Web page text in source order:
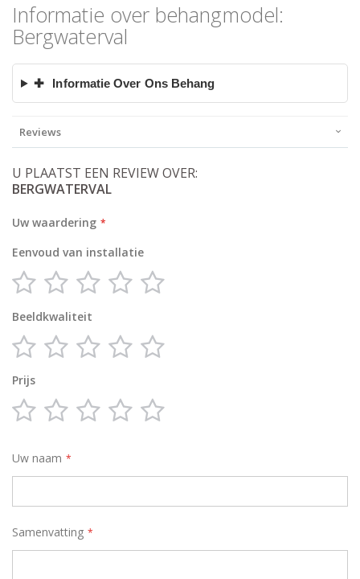
Informatie over behangmodel:
Bergwaterval
✚ Informatie Over Ons Behang
Reviews
U PLAATST EEN REVIEW OVER:
BERGWATERVAL
Uw waardering
Eenvoud van installatie
1
2
3
4
Beeldkwaliteit
1
2
3
4
Prijs
1
2
3
4
Uw naam
Samenvatting